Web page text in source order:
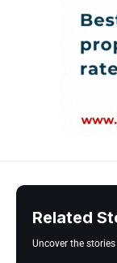
Related
Uncover the